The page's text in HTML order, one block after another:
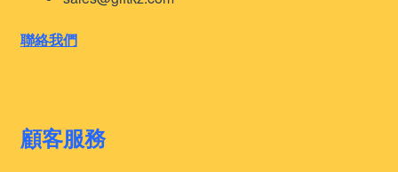
聯絡我們
顧客服務